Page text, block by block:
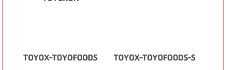
TOYOX-TOYOFOODS TOYOX-TOYOFOODS-S